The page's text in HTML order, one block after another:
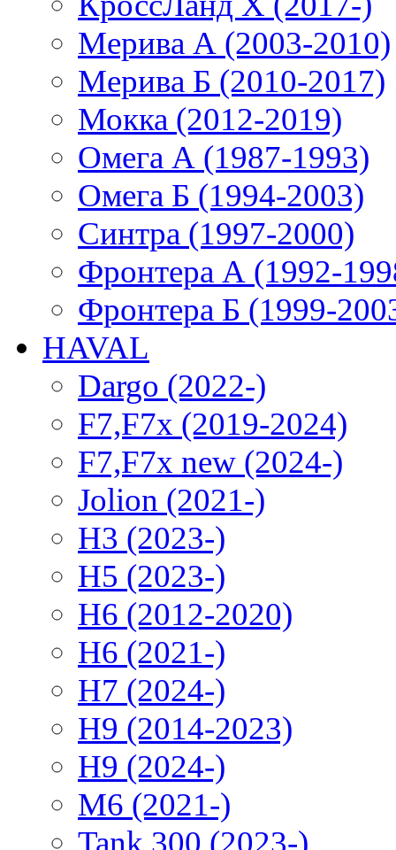
Мерива А (2003-2010)
Мерива Б (2010-2017)
Мокка (2012-2019)
Омега А (1987-1993)
Омега Б (1994-2003)
Синтра (1997-2000)
Фронтера А (1992-
Фронтера Б (1999-
HAVAL
Dargo (2022-)
F7,F7x (2019-2024)
F7,F7x new (2024-)
Jolion (2021-)
H3 (2023-)
H5 (2023-)
H6 (2012-2020)
H6 (2021-)
H7 (2024-)
H9 (2014-2023)
H9 (2024-)
M6 (2021-)